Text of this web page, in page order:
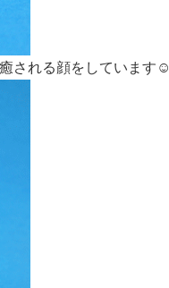
される顔をしています☺️